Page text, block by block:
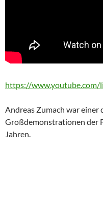
https://www.youtube.com/
Andreas Zumach war einer
Großdemonstrationen der
Jahren.